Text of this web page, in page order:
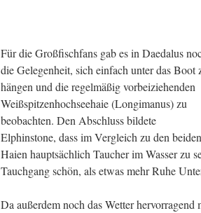
Für die Großfischfans gab es in Daedalus
die Gelegenheit, sich einfach unter das Boot
hängen und die regelmäßig vorbeiziehenden
Weißspitzenhochseehaie (Longimanus) zu
beobachten. Den Abschluss bildete
Elphinstone, dass im Vergleich zu den
Haien hauptsächlich Taucher im Wasser zu
Tauchgang schön, als etwas mehr Ruhe
Da außerdem noch das Wetter